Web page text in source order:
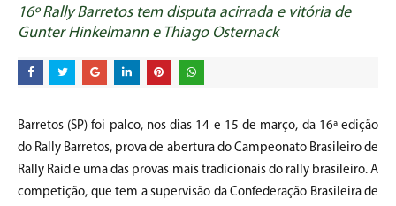
16º Rally Barretos tem disputa acirrada e vitória de
Gunter Hinkelmann e Thiago Osternack
Barretos (SP) foi palco, nos dias 14 e 15 de março, da 16ª edição
do Rally Barretos, prova de abertura do Campeonato Brasileiro de
Rally Raid e uma das provas mais tradicionais do rally brasileiro. A
competição, que tem a supervisão da Confederação Brasileira de